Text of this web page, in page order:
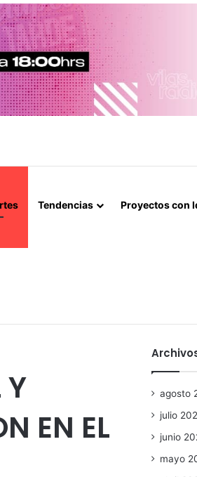
PÚBLICO DEL SECTOR EL BORO
Tendencias Proyectos con
Y
EN EL
agosto
julio
junio
mayo